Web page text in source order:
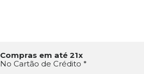
Compras em até 21x
No Cartão de Crédito *